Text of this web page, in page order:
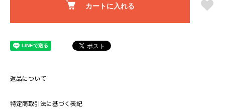
カートに入れる
返品について
特定商取引法に基づく表記